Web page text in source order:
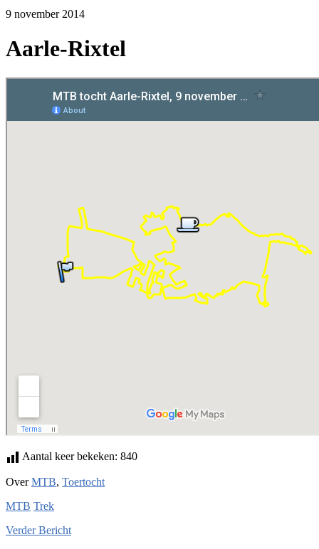
9 november 2014
Aarle-Rixtel
Aantal keer bekeken: 840
OverMTB, Toertocht
MTB Trek
VerderBericht